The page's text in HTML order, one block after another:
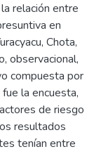
relación entre
en
Chota,
observacional,
compuesta por
la encuesta,
de riesgo
resultados
tenían entre